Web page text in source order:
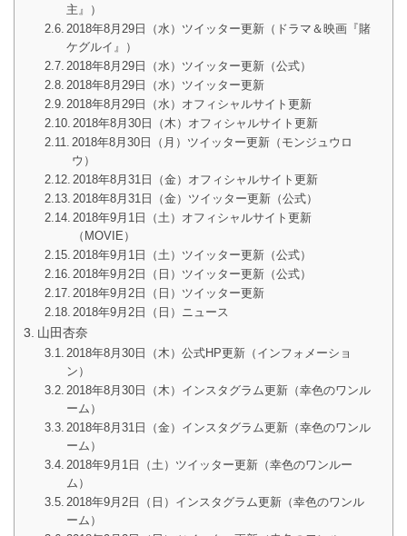
主』）
2018年8月29日（水）ツイッター更新（ドラマ＆映画『賭
ケグルイ』）
2018年8月29日（水）ツイッター更新（公式）
2018年8月29日（水）ツイッター更新
2018年8月29日（水）オフィシャルサイト更新
2018年8月30日（木）オフィシャルサイト更新
2018年8月30日（月）ツイッター更新（モンジュウロ
ウ）
2018年8月31日（金）オフィシャルサイト更新
2018年8月31日（金）ツイッター更新（公式）
2018年9月1日（土）オフィシャルサイト更新
（MOVIE）
2018年9月1日（土）ツイッター更新（公式）
2018年9月2日（日）ツイッター更新（公式）
2018年9月2日（日）ツイッター更新
2018年9月2日（日）ニュース
山田杏奈
2018年8月30日（木）公式HP更新（インフォメーショ
ン）
2018年8月30日（木）インスタグラム更新（幸色のワンル
ーム）
2018年8月31日（金）インスタグラム更新（幸色のワンル
ーム）
2018年9月1日（土）ツイッター更新（幸色のワンルー
ム）
2018年9月2日（日）インスタグラム更新（幸色のワンル
ーム）